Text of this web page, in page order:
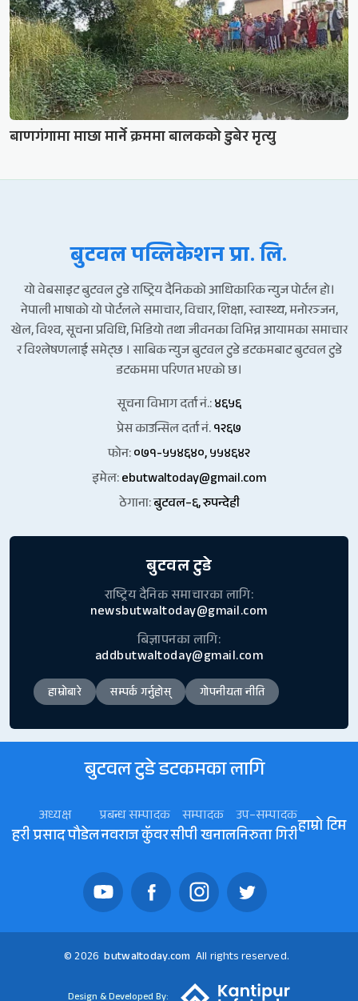
बाणगंगामा माछा मार्ने क्रममा बालकको डुबेर मृत्यु
बुटवल पव्लिकेशन प्रा. लि.
यो वेबसाइट बुटवल टुडे राष्ट्रिय दैनिकको आधिकारिक न्युज पोर्टल हो।
नेपाली भाषाको यो पोर्टलले समाचार, विचार, शिक्षा, स्वास्थ्य, मनोरञ्जन,
खेल, विश्व, सूचना प्रविधि, भिडियो तथा जीवनका विभिन्न आयामका समाचार
र विश्लेषणलाई समेट्छ । साबिक न्युज बुटवल टुडे डटकमबाट बुटवल टुडे
डटकममा परिणत भएको छ।
सूचना विभाग दर्ता नं.:४६५६
प्रेस काउन्सिल दर्ता नं.१२६७
फोन:०७१-५५४६४०, ५५४६४२
इमेल:ebutwaltoday@gmail.com
ठेगाना:बुटवल–६, रुपन्देही
बुटवल टुडे
राष्ट्रिय दैनिक समाचारका लागि:
newsbutwaltoday@gmail.com
बिज्ञापनका लागि:
addbutwaltoday@gmail.com
हाम्रोबारे सम्पर्क गर्नुहोस् गोपनीयता नीति
बुटवल टुडे डटकमका लागि
अध्यक्ष
हरी प्रसाद पौडेल
प्रबन्ध सम्पादक
नवराज कॅुवर
सम्पादक
सीपी खनाल
उप–सम्पादक
निरुता गिरीहाम्रो टिम
© 2026 butwaltoday.com All rights reserved.